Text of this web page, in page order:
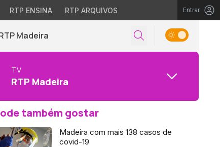
RTP ENSINA RTP ARQUIVOS Entrar
Madeira
TV
RTP Madeira
também gostar
Madeira com mais 138 casos de
covid-19